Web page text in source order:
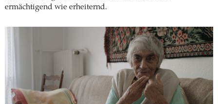
ermächtigend wie erheiternd.